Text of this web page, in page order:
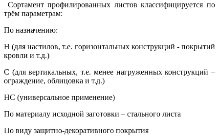
Сортамент профилированных листов классифицируется по
трём параметрам:
По назначению:
Н (для настилов, т.е. горизонтальных конструкций - покрытий
кровли и т.д.)
С (для вертикальных, т.е. менее нагруженных конструкций –
ограждение, облицовка и т.д.)
НС (универсальное применение)
По материалу исходной заготовки – стального листа
По виду защитно-декоративного покрытия